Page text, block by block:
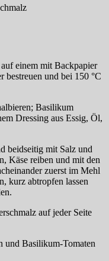
einem mit Backpapier
bestreuen und bei 150 °C
Basilikum
Dressing aus Essig, Öl,
beidseitig mit Salz und
Käse reiben und mit den
zuerst im Mehl
kurz abtropfen lassen
auf jeder Seite
und Basilikum-Tomaten